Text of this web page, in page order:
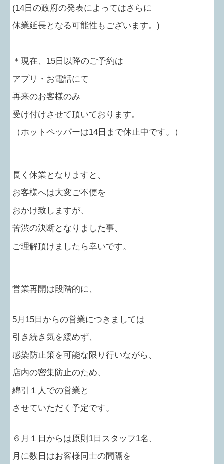
(14 日の政府の発表によってはさらに
休業延長となる可能性もございます。 )
＊現在、 15 日以降のご予約は
アプリ・お電話にて
再来のお客様のみ
受け付けさせて頂いております。
（ホットペッパーは14日まで休止中です。）
長く休業となりますと、
お客様へは大変ご不便を
おかけ致しますが、
苦渋の決断となりました事、
ご理解頂けましたら幸いです。
営業再開は段階的に、
5月 15 日からの営業につきましては
引き続き気を緩めず、
感染防止策を可能な限り行いながら、
店内の密集防止のため、
綿引１人での営業と
させていただく予定です。
６月１日からは原則 1 日スタッフ1名、
月に数日はお客様同士の間隔を